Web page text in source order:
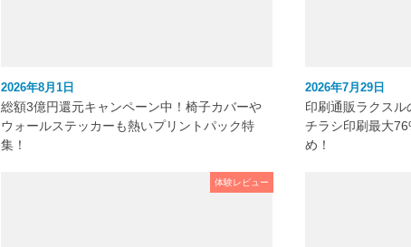
2026年8月1日
総額3億円還元キャンペーン中！椅子カバーや
ウォールステッカーも熱いプリントパック特
集！
2026年7月29日
印刷通販ラクス
チラシ印刷最大
め！
体験レビュー